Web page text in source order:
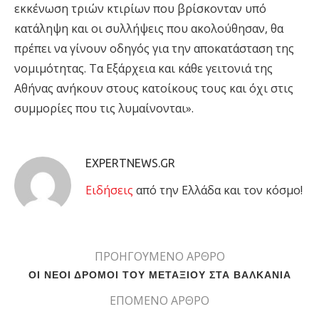
εκκένωση τριών κτιρίων που βρίσκονταν υπό
κατάληψη και οι συλλήψεις που ακολούθησαν, θα
πρέπει να γίνουν οδηγός για την αποκατάσταση της
νομιμότητας. Τα Εξάρχεια και κάθε γειτονιά της
Αθήνας ανήκουν στους κατοίκους τους και όχι στις
συμμορίες που τις λυμαίνονται».
EXPERTNEWS.GR
Eιδήσεις από την Ελλάδα και τον κόσμο!
ΠΡΟΗΓΟΥΜΕΝΟ ΑΡΘΡΟ
ΟΙ ΝΕΟΙ ΔΡΟΜΟΙ ΤΟΥ ΜΕΤΑΞΙΟΥ ΣΤΑ ΒΑΛΚΑΝΙΑ
ΕΠΟΜΕΝΟ ΑΡΘΡΟ